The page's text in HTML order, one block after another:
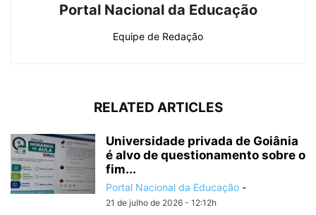
Portal Nacional da Educação
Equipe de Redação
RELATED ARTICLES
Universidade privada de Goiânia
é alvo de questionamento sobre o
fim...
Portal Nacional da Educação -
21 de julho de 2026 - 12:12h